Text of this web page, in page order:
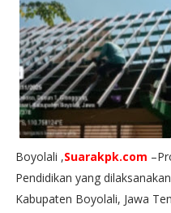
Boyolali ,Suarakpk.com
Pendidikan yang
Kabupaten Boyolali, Jawa